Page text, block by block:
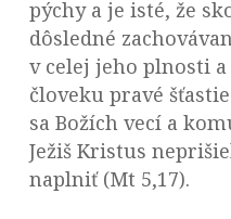
pýchy a je isté, že
dôsledné
v celej jeho plnosti
človeku pravé
sa Božích vecí a
Ježiš Kristus
naplniť (Mt 5,17).